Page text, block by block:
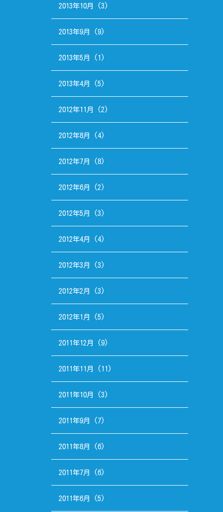
2013年10月 (3)
2013年9月 (9)
2013年5月 (1)
2013年4月 (5)
2012年11月 (2)
2012年8月 (4)
2012年7月 (8)
2012年6月 (2)
2012年5月 (3)
2012年4月 (4)
2012年3月 (3)
2012年2月 (3)
2012年1月 (5)
2011年12月 (9)
2011年11月 (11)
2011年10月 (3)
2011年9月 (7)
2011年8月 (6)
2011年7月 (6)
2011年6月 (5)